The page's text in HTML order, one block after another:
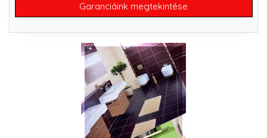
Garanciáink megtekintése